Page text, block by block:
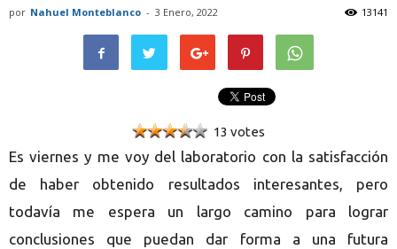
por Nahuel Monteblanco - 3 Enero, 2022 13141
13 votes
Es viernes y me voy del laboratorio con la satisfacción
de haber obtenido resultados interesantes, pero
todavía me espera un largo camino para lograr
conclusiones que puedan dar forma a una futura